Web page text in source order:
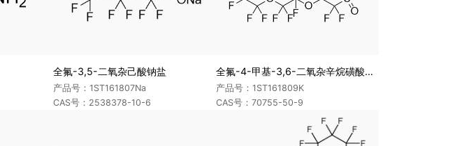
全氟-3,5-二氧杂己酸钠盐
产品号：1ST161807Na
CAS号：2538378-10-6
全氟-4-甲基-3,6-二氧杂辛烷磺酸钾盐
产品号：1ST161809K
CAS号：70755-50-9